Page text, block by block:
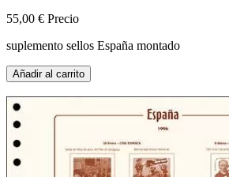
55,00 € Precio
suplemento sellos España montado
Añadir al carrito